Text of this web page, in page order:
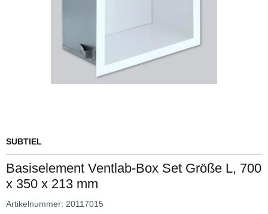
SUBTIEL
Basiselement Ventlab-Box Set Größe L, 700
x 350 x 213 mm
Artikelnummer: 20117015